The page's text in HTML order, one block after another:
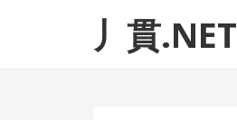
ゲ
テ丿貫.NET